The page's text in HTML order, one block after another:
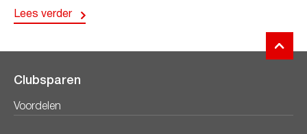
Lees verder
Clubsparen
Voordelen